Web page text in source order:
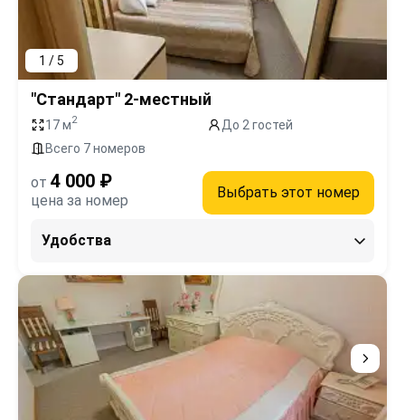
1 / 5
"Стандарт" 2-местный
17 м2
До 2 гостей
Всего 7 номеров
от 4 000 ₽
цена за номер Выбрать этот номер
Удобства